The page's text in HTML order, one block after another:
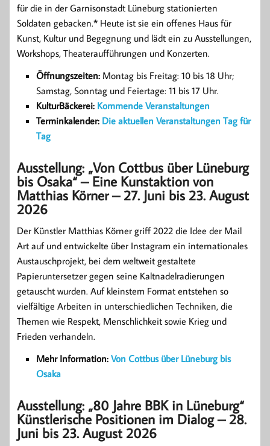
für die in der Garnisonstadt Lüneburg stationierten
Soldaten gebacken.* Heute ist sie ein offenes Haus für
Kunst, Kultur und Begegnung und lädt ein zu Ausstellungen,
Workshops, Theateraufführungen und Konzerten.
Öffnungszeiten: Montag bis Freitag: 10 bis 18 Uhr;
Samstag, Sonntag und Feiertage: 11 bis 17 Uhr.
KulturBäckerei: Kommende Veranstaltungen
Terminkalender: Die aktuellen Veranstaltungen Tag für
Tag
Ausstellung: „Von Cottbus über Lüneburg
bis Osaka“– Eine Kunstaktion von
Matthias Körner–27. Juni bis 23. August
2026
Der Künstler Matthias Körner griff 2022 die Idee der Mail
Art auf und entwickelte über Instagram ein internationales
Austauschprojekt, bei dem weltweit gestaltete
Papieruntersetzer gegen seine Kaltnadelradierungen
getauscht wurden. Auf kleinstem Format entstehen so
vielfältige Arbeiten in unterschiedlichen Techniken, die
Themen wie Respekt, Menschlichkeit sowie Krieg und
Frieden verhandeln.
Mehr Information: Von Cottbus über Lüneburg bis
Osaka
Ausstellung: „80 Jahre BBK in Lüneburg“
Künstlerische Positionen im Dialog–28.
Juni bis 23. August 2026